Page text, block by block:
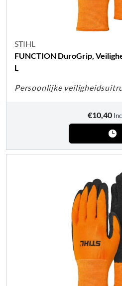
STIHL
FUNCTION DuroGrip,
L
Persoonlijke
€10,40